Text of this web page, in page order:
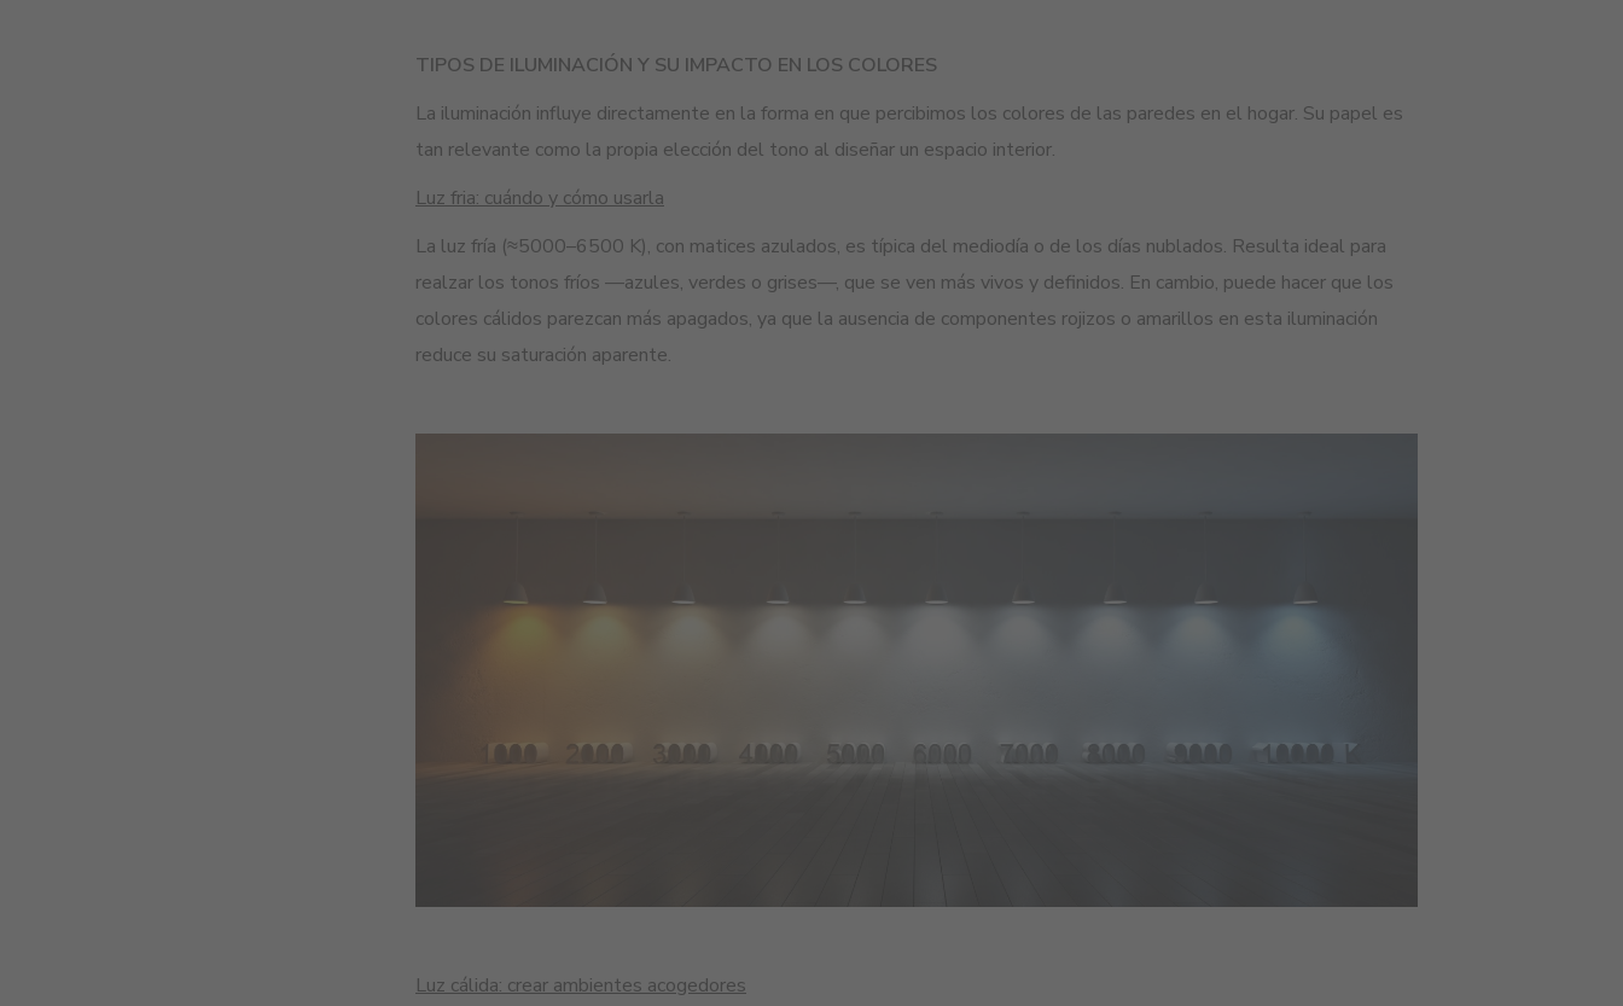
TIPOS DE ILUMINACIÓN Y SU IMPACTO EN LOS COLORES
La iluminación influye directamente en la forma en que percibimos los colores de las paredes en el hogar. Su papel es
tan relevante como la propia elección del tono al diseñar un espacio interior.
Luz fria: cuándo y cómo usarla
La luz fría (≈5000–6500 K), con matices azulados, es típica del mediodía o de los días nublados. Resulta ideal para
realzar los tonos fríos —azules, verdes o grises—, que se ven más vivos y definidos. En cambio, puede hacer que los
colores cálidos parezcan más apagados, ya que la ausencia de componentes rojizos o amarillos en esta iluminación
reduce su saturación aparente.
Luz cálida: crear ambientes acogedores